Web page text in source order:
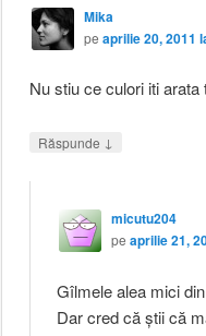
Mika
pe aprilie 20, 2011
Nu stiu ce culori iti
Răspunde ↓
micutu204
pe aprilie 21,
Gîlmele alea mici
Dar cred că ştii că